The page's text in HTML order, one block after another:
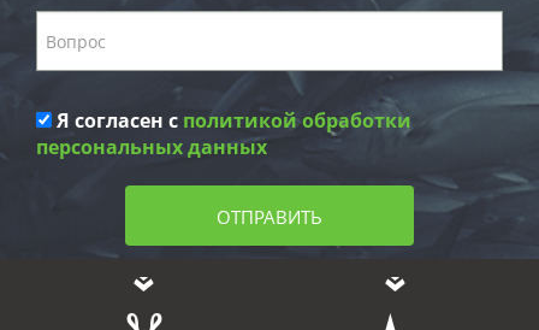
Я согласен с политикой обработки
персональных данных
ОТПРАВИТЬ